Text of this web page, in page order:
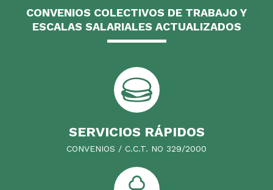
CONVENIOS COLECTIVOS DE TRABAJO Y
ESCALAS SALARIALES ACTUALIZADOS
SERVICIOS RÁPIDOS
CONVENIOS / C.C.T. NO 329/2000